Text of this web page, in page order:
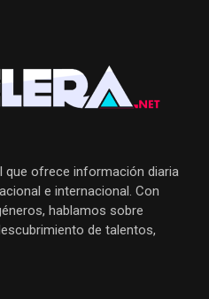
que ofrece información diaria
e internacional. Con
hablamos sobre
de talentos,